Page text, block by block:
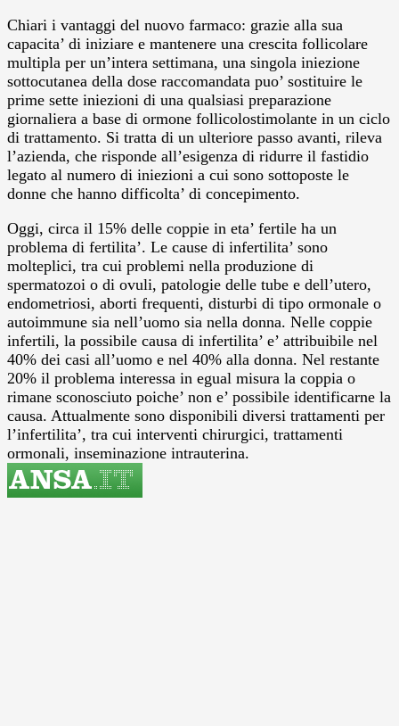
Chiari i vantaggi del nuovo farmaco: grazie alla sua
capacita’ di iniziare e mantenere una crescita follicolare
multipla per un’intera settimana, una singola iniezione
sottocutanea della dose raccomandata puo’ sostituire le
prime sette iniezioni di una qualsiasi preparazione
giornaliera a base di ormone follicolostimolante in un ciclo
di trattamento. Si tratta di un ulteriore passo avanti, rileva
l’azienda, che risponde all’esigenza di ridurre il fastidio
legato al numero di iniezioni a cui sono sottoposte le
donne che hanno difficolta’ di concepimento.
Oggi, circa il 15% delle coppie in eta’ fertile ha un
problema di fertilita’. Le cause di infertilita’ sono
molteplici, tra cui problemi nella produzione di
spermatozoi o di ovuli, patologie delle tube e dell’utero,
endometriosi, aborti frequenti, disturbi di tipo ormonale o
autoimmune sia nell’uomo sia nella donna. Nelle coppie
infertili, la possibile causa di infertilita’ e’ attribuibile nel
40% dei casi all’uomo e nel 40% alla donna. Nel restante
20% il problema interessa in egual misura la coppia o
rimane sconosciuto poiche’ non e’ possibile identificarne la
causa. Attualmente sono disponibili diversi trattamenti per
l’infertilita’, tra cui interventi chirurgici, trattamenti
ormonali, inseminazione intrauterina.